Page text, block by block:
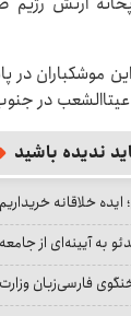
موشکباران
در
ندیده باشید
خلاقانه
به آیینه‌ای از
فارسی‌زبان وزارت